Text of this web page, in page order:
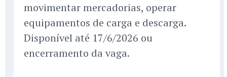
movimentar mercadorias, operar
equipamentos de carga e descarga.
Disponível até 17/6/2026 ou
encerramento da vaga.